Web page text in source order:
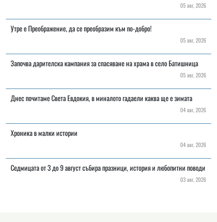
05 авг, 2026
Утре е Преображение, да се преобразим към по-добро!
05 авг, 2026
Започва дарителска кампания за спасяване на храма в село Батишница
05 авг, 2026
Днес почитаме Света Евдокия, в миналото гадаели каква ще е зимата
04 авг, 2026
Хроника в малки истории
04 авг, 2026
Седмицата от 3 до 9 август събира празници, история и любопитни поводи
03 авг, 2026